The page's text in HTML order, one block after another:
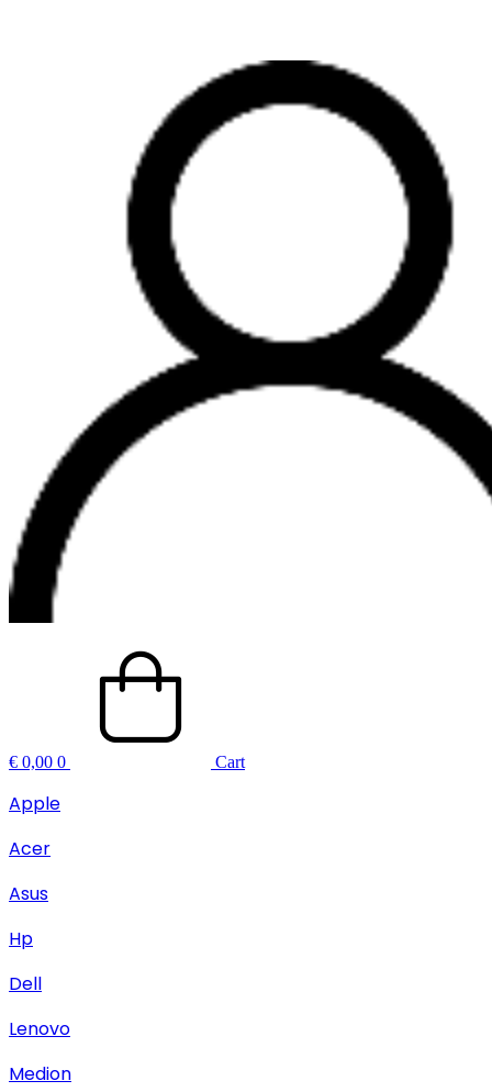
€ 0,00 0 Cart
Apple
Acer
Asus
Hp
Dell
Lenovo
Medion